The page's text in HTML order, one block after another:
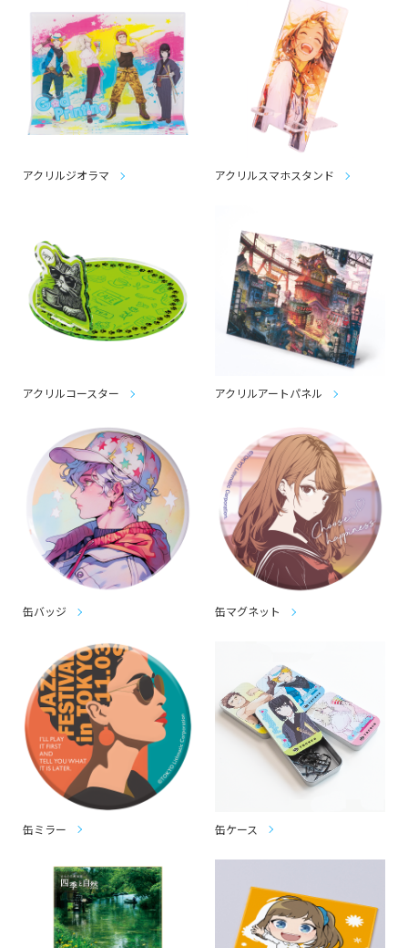
アクリルジオラマ アクリルスマホスタンド
アクリルコースター アクリルアートパネル
缶バッジ 缶マグネット
缶ミラー 缶ケース